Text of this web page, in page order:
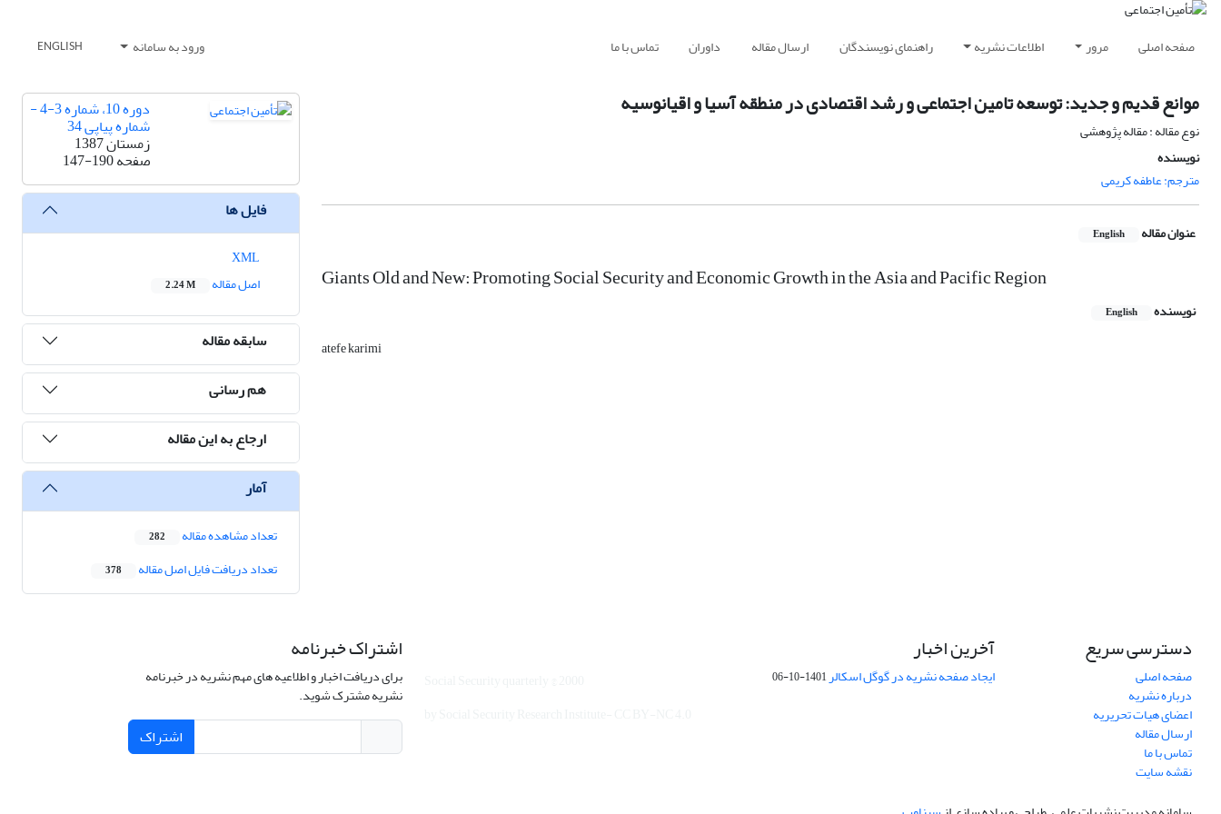
صفحه اصلی مرور اطلاعات نشریه راهنمای نویسندگان ارسال مقاله داوران تماس با ما ورود به سامانه ENGLISH
موانع قدیم و جدید: توسعه تامین اجتماعی و رشد اقتصادی در منطقه آسیا و اقیانوسیه
نوع مقاله : مقاله پژوهشی
نویسنده
مترجم: عاطفه کریمی
عنوان مقاله English
Giants Old and New: Promoting Social Security and Economic Growth in the Asia and Pacific Region
نویسنده English
atefe karimi
دوره 10، شماره 3-4 -
شماره پیاپی 34
زمستان 1387
صفحه147-190
فایل ها
اصل مقاله
2.24 M
سابقه مقاله
هم رسانی
ارجاع به این مقاله
آمار
تعداد مشاهده مقاله 282
تعداد دریافت فایل اصل مقاله 378
دسترسی سریع
صفحه اصلی
درباره نشریه
اعضای هیات تحریریه
ارسال مقاله
تماس با ما
نقشه سایت
آخرین اخبار
ایجاد صفحه نشریه در گوگل اسکالر1401-10-06
اشتراک خبرنامه
برای دریافت اخبار و اطلاعیه های مهم نشریه در خبرنامه
نشریه مشترک شوید.
اشتراک